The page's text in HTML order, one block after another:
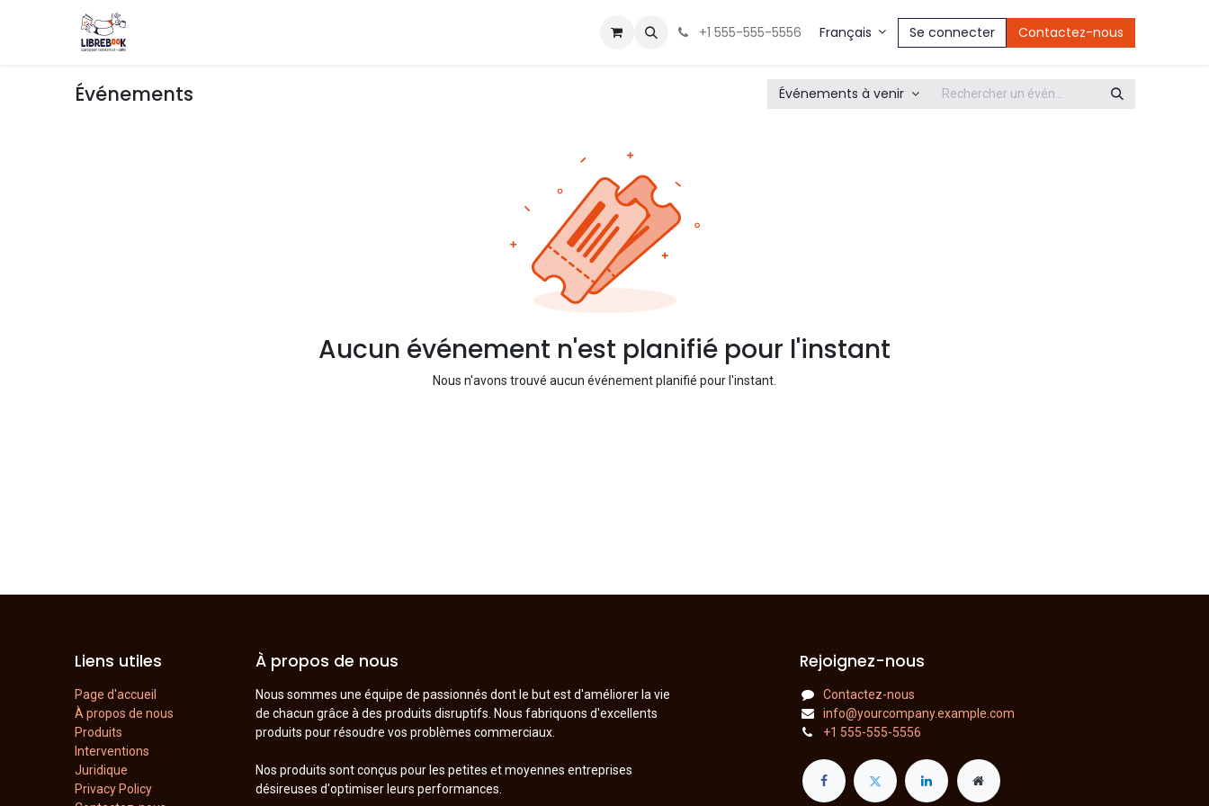
+1 555-555-5556 Français Se connecter Contactez-nous
Événements Événements à venir
Aucun événement n'est planifié pour l'instant
Nous n'avons trouvé aucun événement planifié pour l'instant.
Liens utiles
Page d'accueil
À propos de nous
Produits
Interventions
Juridique
Privacy Policy
À propos de nous
Nous sommes une équipe de passionnés dont le but est d'améliorer la vie
de chacun grâce à des produits disruptifs. Nous fabriquons d'excellents
produits pour résoudre vos problèmes commerciaux.
Nos produits sont conçus pour les petites et moyennes entreprises
désireuses d'optimiser leurs performances.
Rejoignez-nous
Contactez-nous
info@yourcompany.example.com
+1 555-555-5556